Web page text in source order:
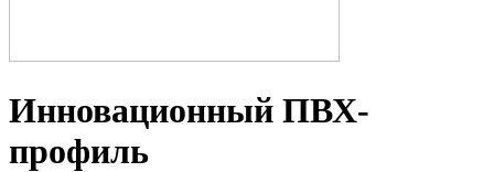
Инновационный ПВХ-
профиль